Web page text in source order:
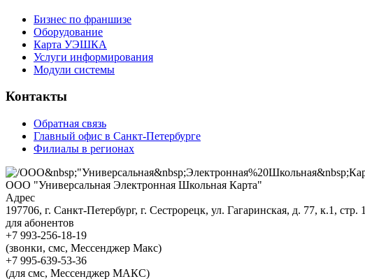
Бизнес по франшизе
Оборудование
Карта УЭШКА
Услуги информирования
Модули системы
Контакты
Обратная связь
Главный офис в Санкт-Петербурге
Филиалы в регионах
ООО "Универсальная Электронная Школьная Карта"
Адрес
197706, г. Санкт-Петербург, г. Сестрорецк, ул. Гагаринская, д. 77, к.1, стр. 1
для абонентов
+7 993-256-18-19
(звонки, смс, Мессенджер Макс)
+7 995-639-53-36
(для смс, Мессенджер МАКС)